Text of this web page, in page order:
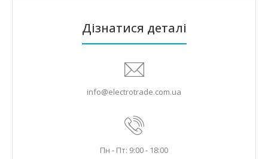
Дізнатися деталі
info@electrotrade.com.ua
Пн - Пт: 9:00 - 18:00